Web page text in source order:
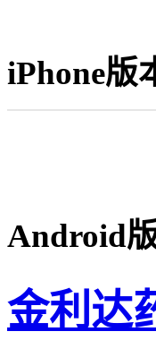
iPhone版
Android
金利达